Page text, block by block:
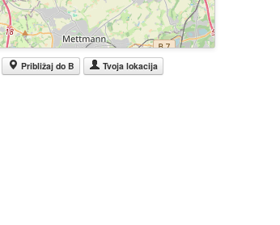
Približaj do B Tvoja lokacija